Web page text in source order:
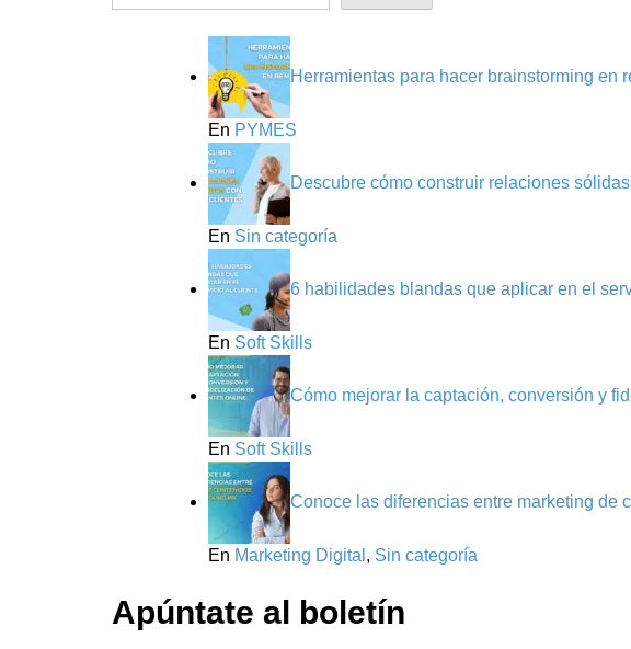
Herramientas para hacer brainstorming en
En PYMES
Descubre cómo construir relaciones
En Sin categoría
6 habilidades blandas que aplicar en el
En Soft Skills
Cómo mejorar la captación, conversión y
En Soft Skills
Conoce las diferencias entre marketing de
En Marketing Digital , Sin categoría
Apúntate al boletín